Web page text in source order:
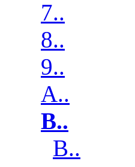
7..
8..
9..
A..
B..
B..